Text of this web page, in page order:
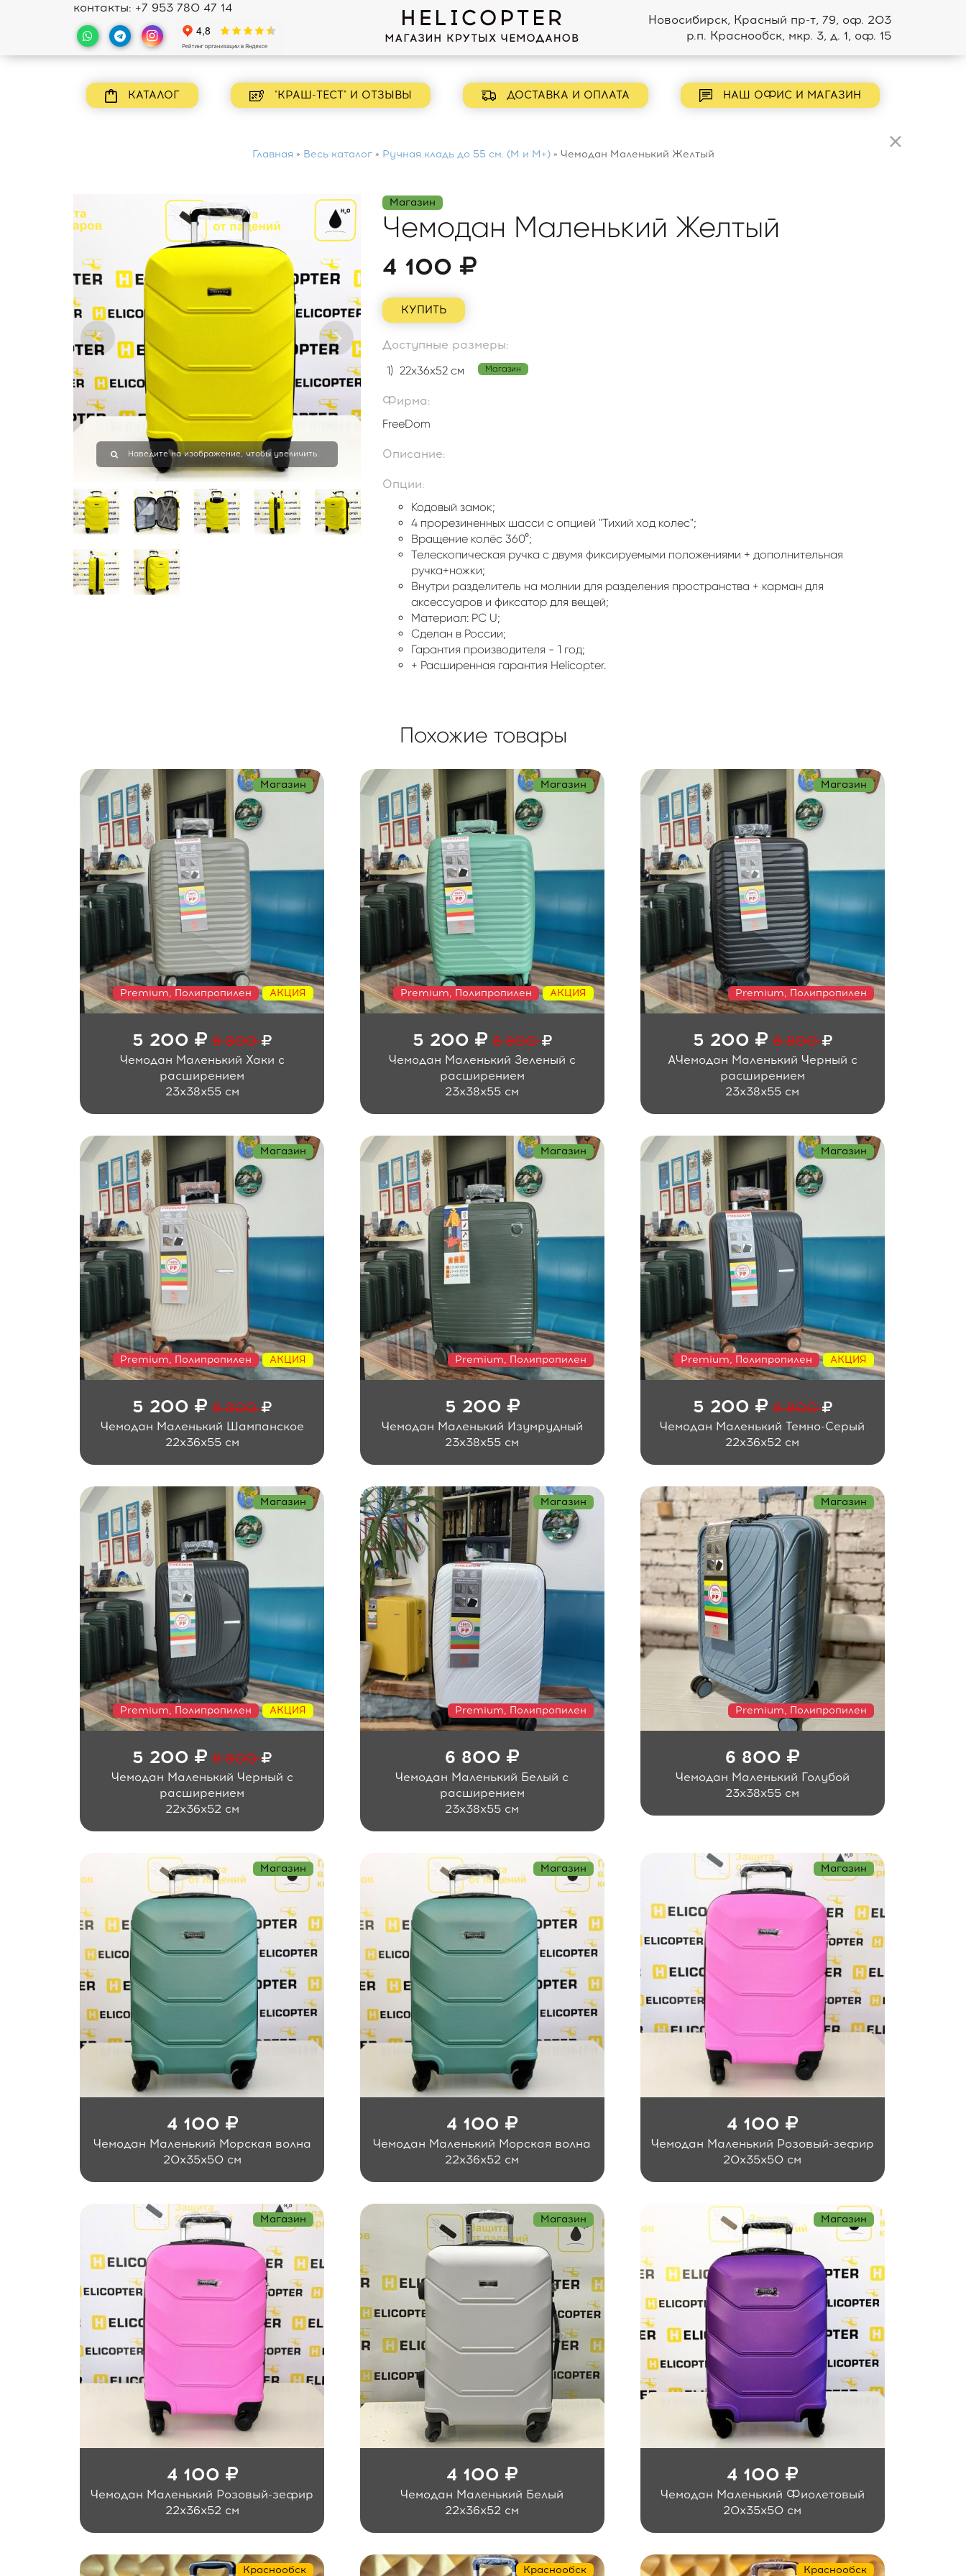
контакты: +7 953 780 47 14
Новосибирск, Красный пр-т, 79, оф. 203
р.п. Краснообск, мкр. 3, д. 1, оф. 15
КАТАЛОГ "КРАШ-ТЕСТ" И ОТЗЫВЫ ДОСТАВКА И ОПЛАТА НАШ ОФИС И МАГАЗИН
×
Главная » Весь каталог» Ручная кладь до 55 см. (М и М+)» Чемодан Маленький Желтый
Наведите на изображение, чтобы увеличить.
Магазин
Чемодан Маленький Желтый
4 100
КУПИТЬ
Доступные размеры:
1) 22x36x52 см Магазин
Фирма:
FreeDom
Описание:
Опции:
Кодовый замок;
4 прорезиненных шасси с опцией "Тихий ход колес";
Вращение колёс 360°;
Телескопическая ручка с двумя фиксируемыми положениями + дополнительная
ручка+ножки;
Внутри разделитель на молнии для разделения пространства + карман для
аксессуаров и фиксатор для вещей;
Материал: PC U;
Сделан в России;
Гарантия производителя - 1 год;
+ Расширенная гарантия Helicopter.
Похожие товары
Магазин
Premium, Полипропилен АКЦИЯ
5 200 6 800
Чемодан Маленький Хаки с
расширением
23x38x55 см
Магазин
Premium, Полипропилен АКЦИЯ
5 200 6 800
Чемодан Маленький Зеленый с
расширением
23x38x55 см
Магазин
Premium, Полипропилен
5 200 6 800
АЧемодан Маленький Черный с
расширением
23x38x55 см
Магазин
Premium, Полипропилен АКЦИЯ
5 200 6 800
Чемодан Маленький Шампанское
22x36x55 см
Магазин
Premium, Полипропилен
5 200
Чемодан Маленький Изумрудный
23x38x55 см
Магазин
Premium, Полипропилен АКЦИЯ
5 200 6 800
Чемодан Маленький Темно-Серый
22x36x52 см
Магазин
Premium, Полипропилен АКЦИЯ
5 200 6 800
Чемодан Маленький Черный с
расширением
22x36x52 см
Магазин
Premium, Полипропилен
6 800
Чемодан Маленький Белый с
расширением
23x38x55 см
Магазин
Premium, Полипропилен
6 800
Чемодан Маленький Голубой
23x38x55 см
Магазин
4 100
Чемодан Маленький Морская волна
20x35x50 см
Магазин
4 100
Чемодан Маленький Морская волна
22x36x52 см
Магазин
4 100
Чемодан Маленький Розовый-зефир
20x35x50 см
Магазин
4 100
Чемодан Маленький Розовый-зефир
22x36x52 см
Магазин
4 100
Чемодан Маленький Белый
22x36x52 см
Магазин
4 100
Чемодан Маленький Фиолетовый
20x35x50 см
Краснообск Краснообск Краснообск